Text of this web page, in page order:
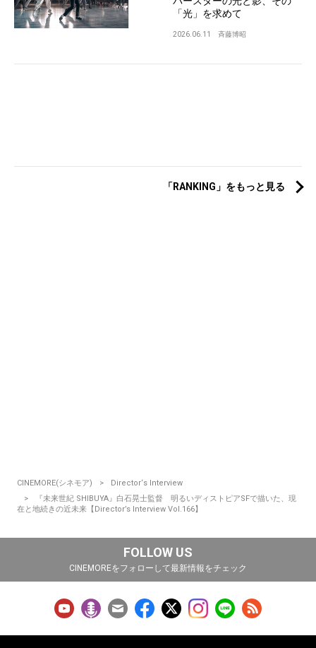
「光」を求めて
2026.06.11 斉藤博昭
「RANKING」をもっと見る
CINEMORE(シネモア)
Director‘s Interview
『未来世紀 SHIBUYA』白石晃士監督 明るいディストピアSFで描いた、現
在と地続きの近未来【Director’s Interview Vol.166】
FOLLOW US
CINEMOREをフォローして最新情報をチェック